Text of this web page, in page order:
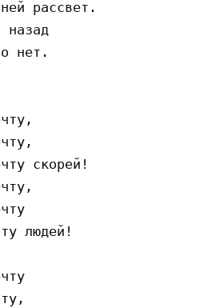
рассвет.
назад
нет.
скорей!
людей!